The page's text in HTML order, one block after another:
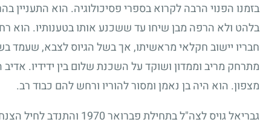
בזמנו הפנוי הרבה לקרוא בספרי פסיכולוגיה. הוא
בלהט ולא הרפה מבן שיחו עד ששכנע אותו בטענותיו. הוא
חבריו יישוב חקלאי מראשיתו, אך בשל הגיוס לצבא, שעמד
מתרחק מריב וממדון ושוקד על השכנת שלום בין ידידיו.
מצפון. הוא היה בן נאמן ומסור להוריו ורחש להם כבוד רב.
גבריאל גויס לצה"ל בתחילת פברואר1970 והתנדב לחיל